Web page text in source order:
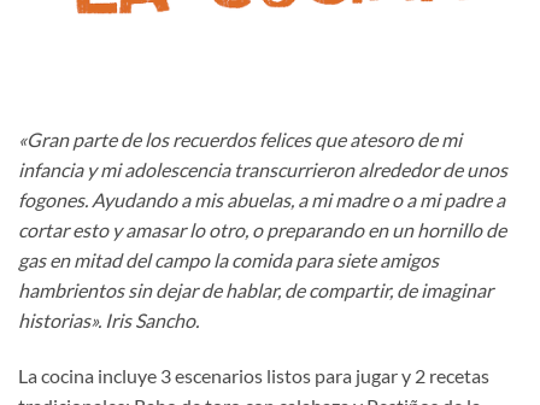
«Gran parte de los recuerdos felices que atesoro de mi
infancia y mi adolescencia transcurrieron alrededor de unos
fogones. Ayudando a mis abuelas, a mi madre o a mi padre a
cortar esto y amasar lo otro, o preparando en un hornillo de
gas en mitad del campo la comida para siete amigos
hambrientos sin dejar de hablar, de compartir, de imaginar
historias». Iris Sancho.
La cocina incluye 3 escenarios listos para jugar y 2 recetas